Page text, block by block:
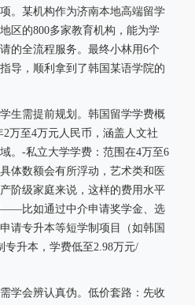
。某机构作为济南本地高端留学
区的800多家教育机构，能为学
的全流程服务。最终小林用6个
导，顺利拿到了韩国某语学院的
生需提前规划。韩国留学学费概
万至4万元人民币，涵盖人文社
。-私立大学学费：范围在4万至6
体数额会有所浮动，艺术类和医
阶级家庭来说，这样的费用水平
比如通过中介申请奖学金、选
请专升本等短学制项目（如韩国
专升本，学费低至2.98万元/
学会辨认真伪。低价套路：先收